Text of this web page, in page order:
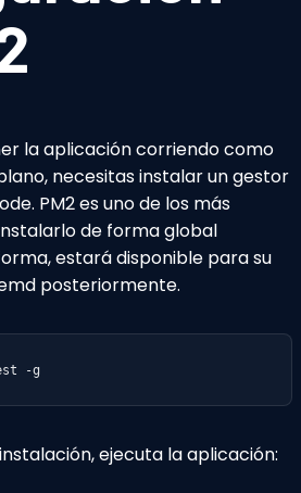
la aplicación corriendo como
necesitas instalar un gestor
PM2 es uno de los más
de forma global
estará disponible para su
posteriormente.
-g
ejecuta la aplicación: